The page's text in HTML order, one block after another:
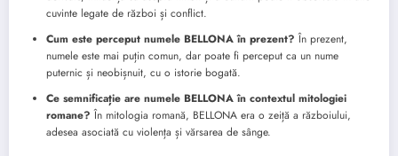
cuvinte legate de război și conflict.
Cum este perceput numele BELLONA în prezent? În prezent,
numele este mai puțin comun, dar poate fi perceput ca un nume
puternic și neobișnuit, cu o istorie bogată.
Ce semnificație are numele BELLONA în contextul mitologiei
romane? În mitologia romană, BELLONA era o zeiță a războiului,
adesea asociată cu violența și vărsarea de sânge.